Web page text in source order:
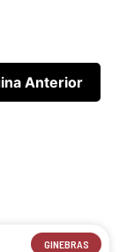
GINEBRAS